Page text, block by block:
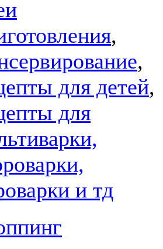
,
,
для детей,
для
и тд